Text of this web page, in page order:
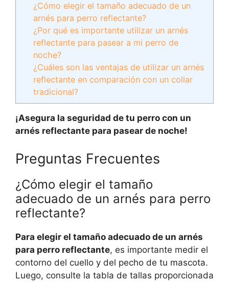
¿Cómo elegir el tamaño adecuado de un
arnés para perro reflectante?
¿Por qué es importante utilizar un arnés
reflectante para pasear a mi perro de
noche?
¿Cuáles son las ventajas de utilizar un arnés
reflectante en comparación con un collar
tradicional?
¡Asegura la seguridad de tu perro con un
arnés reflectante para pasear de noche!
Preguntas Frecuentes
¿Cómo elegir el tamaño
adecuado de un arnés para perro
reflectante?
Para elegir el tamaño adecuado de un arnés
para perro reflectante, es importante medir el
contorno del cuello y del pecho de tu mascota.
Luego, consulte la tabla de tallas proporcionada